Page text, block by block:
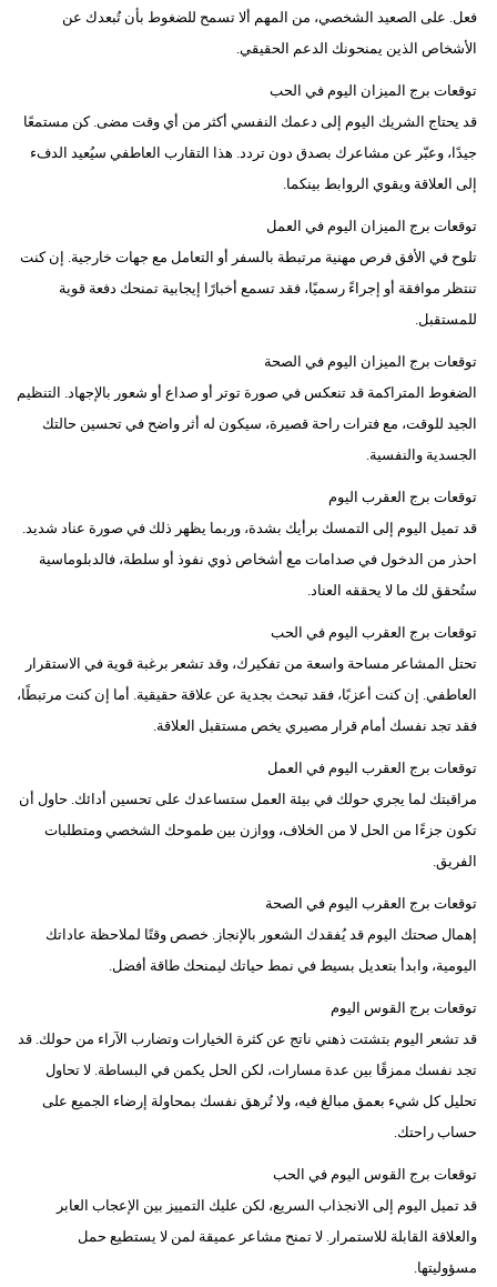
فعل. على الصعيد الشخصي، من المهم ألا تسمح للضغوط بأن تُبعدك عن
الأشخاص الذين يمنحونك الدعم الحقيقي.
توقعات برج الميزان اليوم في الحب
قد يحتاج الشريك اليوم إلى دعمك النفسي أكثر من أي وقت مضى. كن مستمعًا
جيدًا، وعبّر عن مشاعرك بصدق دون تردد. هذا التقارب العاطفي سيُعيد الدفء
إلى العلاقة ويقوي الروابط بينكما.
توقعات برج الميزان اليوم في العمل
تلوح في الأفق فرص مهنية مرتبطة بالسفر أو التعامل مع جهات خارجية. إن كنت
تنتظر موافقة أو إجراءً رسميًا، فقد تسمع أخبارًا إيجابية تمنحك دفعة قوية
للمستقبل.
توقعات برج الميزان اليوم في الصحة
الضغوط المتراكمة قد تنعكس في صورة توتر أو صداع أو شعور بالإجهاد. التنظيم
الجيد للوقت، مع فترات راحة قصيرة، سيكون له أثر واضح في تحسين حالتك
الجسدية والنفسية.
توقعات برج العقرب اليوم
قد تميل اليوم إلى التمسك برأيك بشدة، وربما يظهر ذلك في صورة عناد شديد.
احذر من الدخول في صدامات مع أشخاص ذوي نفوذ أو سلطة، فالدبلوماسية
ستُحقق لك ما لا يحققه العناد.
توقعات برج العقرب اليوم في الحب
تحتل المشاعر مساحة واسعة من تفكيرك، وقد تشعر برغبة قوية في الاستقرار
العاطفي. إن كنت أعزبًا، فقد تبحث بجدية عن علاقة حقيقية. أما إن كنت مرتبطًا،
فقد تجد نفسك أمام قرار مصيري يخص مستقبل العلاقة.
توقعات برج العقرب اليوم في العمل
مراقبتك لما يجري حولك في بيئة العمل ستساعدك على تحسين أدائك. حاول أن
تكون جزءًا من الحل لا من الخلاف، ووازن بين طموحك الشخصي ومتطلبات
الفريق.
توقعات برج العقرب اليوم في الصحة
إهمال صحتك اليوم قد يُفقدك الشعور بالإنجاز. خصص وقتًا لملاحظة عاداتك
اليومية، وابدأ بتعديل بسيط في نمط حياتك ليمنحك طاقة أفضل.
توقعات برج القوس اليوم
قد تشعر اليوم بتشتت ذهني ناتج عن كثرة الخيارات وتضارب الآراء من حولك. قد
تجد نفسك ممزقًا بين عدة مسارات، لكن الحل يكمن في البساطة. لا تحاول
تحليل كل شيء بعمق مبالغ فيه، ولا تُرهق نفسك بمحاولة إرضاء الجميع على
حساب راحتك.
توقعات برج القوس اليوم في الحب
قد تميل اليوم إلى الانجذاب السريع، لكن عليك التمييز بين الإعجاب العابر
والعلاقة القابلة للاستمرار. لا تمنح مشاعر عميقة لمن لا يستطيع حمل
مسؤوليتها.